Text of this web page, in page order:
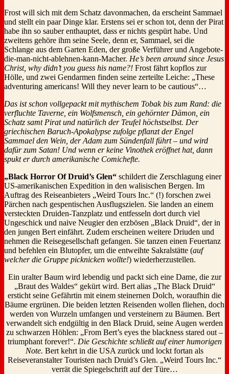
Frost will sich mit dem Schatz davonmachen, da erscheint Sammael
und stellt ein paar Dinge klar. Erstens sei er schon tot, denn der Pirat
habe ihn so sauber enthauptet, dass er nichts gespürt habe. Und
zweitens gehöre ihm seine Seele, denn er, Sammael, sei die
Schlange aus dem Garten Eden, der große Verführer und Angebote-
die-man-nicht-ablehnen-kann-Macher. He’s been around since Jesus
Christ, why didn’t you guess his name?! Frost fährt kopflos zur
Hölle, und zwei Gendarmen finden seine zerteilte Leiche: „These
adventuring americans! Will they never learn to be cautious“…
Das ist schon vollgepackt mit mythischem Tobak bis zum Rand: die
verfluchte Taverne, ein Wolfsmensch, ein gehörnter Dämon, ein
Schatz samt Pirat und natürlich der Teufel höchstselbst. Der
griechischen Baruch-Apokalypse zufolge pflanzt der Engel
Sammael den Wein, der Adam zum Sündenfall führt – und wird
dafür zum Satan! Und wenn er keine Vinothek eröffnet hat, dann
spukt er durch amerikanische Comichefte.
„Black Horror Of Druid’s Glen“ schildert die Zerschlagung einer
US-amerikanischen Expedition in den walisischen Bergen. Im
Auftrag des Reiseanbieters „Weird Tours Inc.“ (!) forschen zwei
Pärchen nach gespentischen Ausflugszielen. Sie landen an einem
versteckten Druiden-Tanzplatz und entfesseln dort durch viel
Ungeschick und naive Neugier den erzbösen „Black Druid“, der in
den jungen Bert einfährt. Zudem erscheinen weitere Driuden und
nehmen die Reisegesellschaft gefangen. Sie tanzen einen Feuertanz
und befehlen ein Blutopfer, um die entweihte Sakralstätte (auf
welcher die Gruppe picknicken wollte!) wiederherzustellen.
Ein uralter Baum wird lebendig und packt sich eine Dame, die zur
„Braut des Waldes“ gekürt wird. Bert alias „The Black Druid“
ersticht seine Gefährtin mit einem steinernen Dolch, woraufhin die
Bäume ergrünen. Die beiden letzten Reisenden wollen fliehen, doch
werden von Wurzeln umfangen und versteinern zu Bäumen. Bert
verwandelt sich endgültig in den Black Druid, seine Augen werden
zu schwarzen Höhlen: „From Bert’s eyes the blackness stared out –
triumphant forever!“. Die Geschichte schließt auf einer humorigen
Note. Bert kehrt in die USA zurück und lockt fortan als
Reiseveranstalter Touristen nach Druid’s Glen. „Weird Tours Inc.“
verrät die Spiegelschrift auf der Türe…